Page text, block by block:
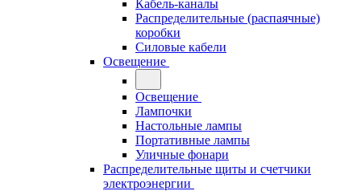
Кабель-каналы
Распределительные (распаячные)
коробки
Силовые кабели
Освещение
Освещение
Лампочки
Настольные лампы
Портативные лампы
Уличные фонари
Распределительные щиты и счетчики
электроэнергии